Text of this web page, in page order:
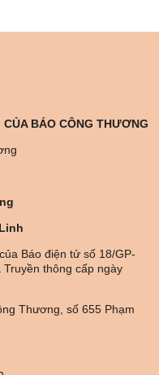
BÁO CÔNG THƯƠNG
Báo điện tử số 18/GP-
thông cấp ngày
Thương, số 655 Phạm